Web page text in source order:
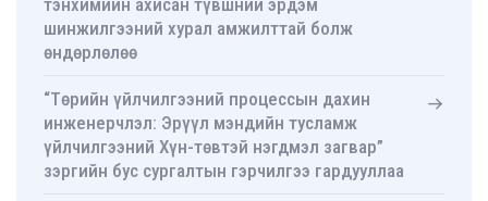
тэнхимийн ахисан түвшний эрдэм
шинжилгээний хурал амжилттай болж
өндөрлөлөө
“Төрийн үйлчилгээний процессын дахин
инженерчлэл: Эрүүл мэндийн тусламж
үйлчилгээний Хүн-төвтэй нэгдмэл загвар”
зэргийн бус сургалтын гэрчилгээ гардууллаа